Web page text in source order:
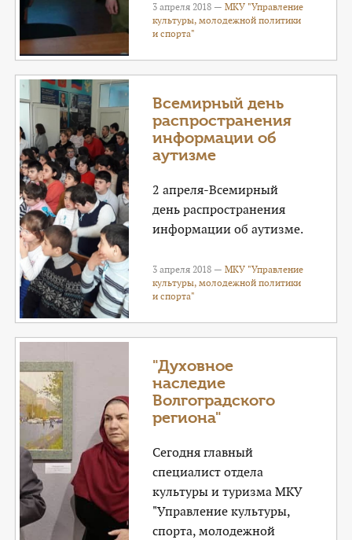
3 апреля 2018 —МКУ "Управление
культуры, молодежной политики
и спорта"
Всемирный день
распространения
информации об
аутизме
2 апреля-Всемирный
день распространения
информации об аутизме.
3 апреля 2018 —МКУ "Управление
культуры, молодежной политики
и спорта"
"Духовное
наследие
Волгоградского
региона"
Сегодня главный
специалист отдела
культуры и туризма МКУ
"Управление культуры,
спорта, молодежной